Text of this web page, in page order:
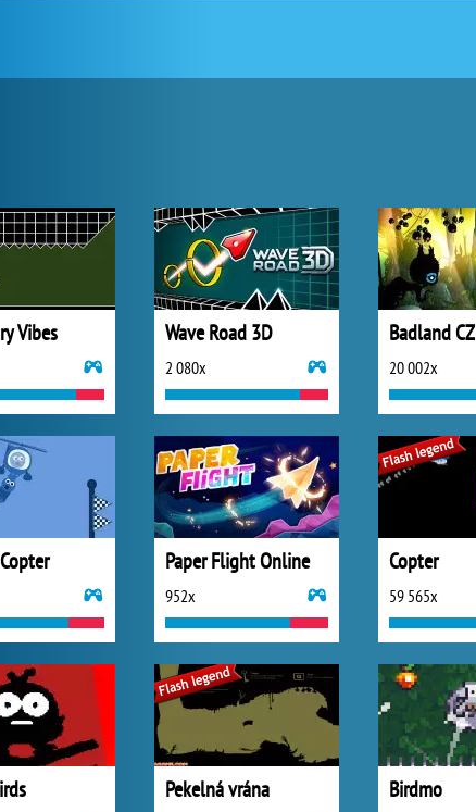
Vibes Wave Road 3D
2 080x
Badland CZ
20 002x
Paper Flight Online
952x
Copter
59 565x
Pekelná vrána Birdmo